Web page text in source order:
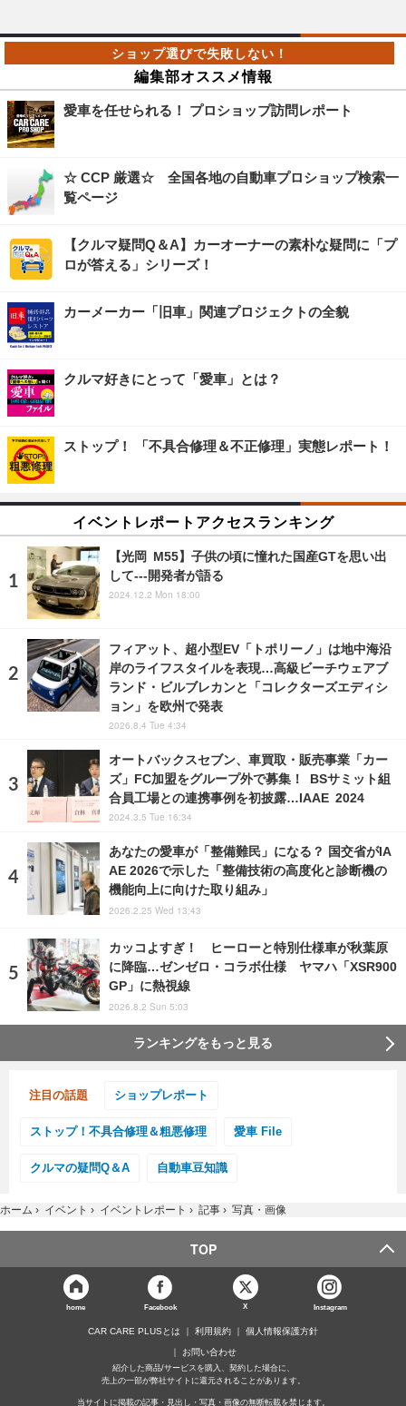
編集部オススメ情報
愛車を任せられる！ プロショップ訪問レポート
☆ CCP 厳選☆ 全国各地の自動車プロショップ検索一
覧ページ
【クルマ疑問Q＆A】カーオーナーの素朴な疑問に「プ
ロが答える」シリーズ！
カーメーカー「旧車」関連プロジェクトの全貌
クルマ好きにとって「愛車」とは？
ストップ！ 「不具合修理＆不正修理」実態レポート！
イベントレポートアクセスランキング
【光岡 M55】子供の頃に憧れた国産GTを思い出
して---開発者が語る
2024.12.2 Mon 18:00
フィアット、超小型EV「トポリーノ」は地中海沿
岸のライフスタイルを表現…高級ビーチウェアブ
ランド・ビルブレカンと「コレクターズエディシ
ョン」を欧州で発表
2026.8.4 Tue 4:34
オートバックスセブン、車買取・販売事業「カー
ズ」FC加盟をグループ外で募集！ BSサミット組
合員工場との連携事例を初披露…IAAE 2024
2024.3.5 Tue 16:34
あなたの愛車が「整備難民」になる？ 国交省がIA
AE 2026で示した「整備技術の高度化と診断機の
機能向上に向けた取り組み」
2026.2.25 Wed 13:43
カッコよすぎ！ ヒーローと特別仕様車が秋葉原
に降臨…ゼンゼロ・コラボ仕様 ヤマハ「XSR900
GP」に熱視線
2026.8.2 Sun 5:03
ランキングをもっと見る
注目の話題 ショップレポート
ストップ！不具合修理＆粗悪修理 愛車 File
クルマの疑問Q＆A 自動車豆知識
ホーム › イベント › イベントレポート › 記事 › 写真・画像
TOP
home Facebook X Instagram
CAR CARE PLUSとは 利用規約 個人情報保護方針
お問い合わせ
紹介した商品/サービスを購入、契約した場合に、
売上の一部が弊社サイトに還元されることがあります。
当サイトに掲載の記事・見出し・写真・画像の無断転載を禁じます。